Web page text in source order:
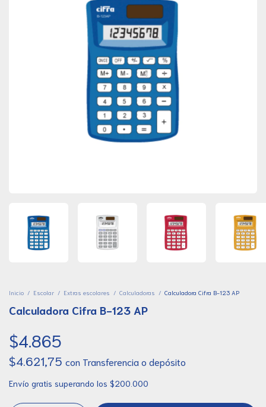
Inicio / Escolar / Extras escolares / Calculadoras / Calculadora Cifra B-123 AP
Calculadora Cifra B-123 AP
$4.865
$4.621,75 con Transferencia o depósito
Envío gratis superando los $200.000